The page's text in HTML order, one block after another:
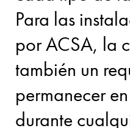
Para las
por ACSA, la
también un
permanecer
durante